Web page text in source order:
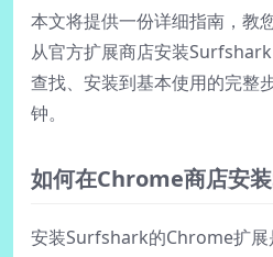
本文将提供一份详细指南，教
从官方扩展商店安装
查找、安装到基本使用的完整
钟。
如何在Chrome商店安
安装Surfshark的Chrome扩展